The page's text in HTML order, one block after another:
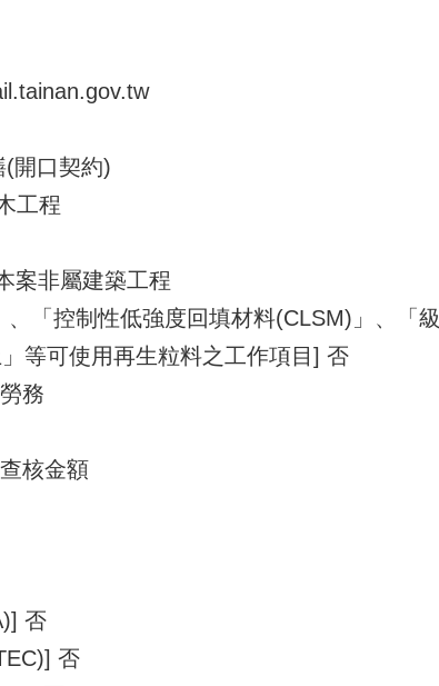
(開口契約)
工程
案非屬建築工程
「控制性低強度回填材料(CLSM)」、「
等可使用再生粒料之工作項目] 否
務
核金額
否
否